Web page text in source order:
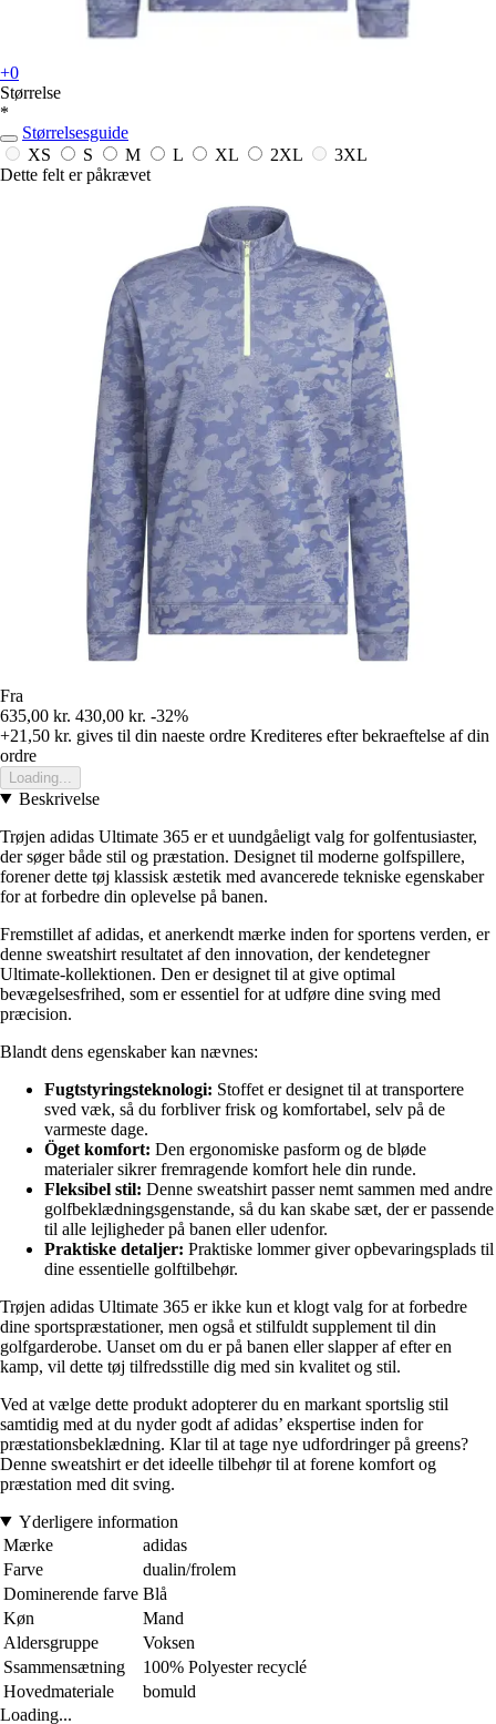
+0
Størrelse
*
Størrelsesguide
XS
S M L XL 2XL
3XL
Dette felt er påkrævet
Fra
635,00 kr. 430,00 kr. -32%
+21,50 kr. gives til din naeste ordre Krediteres efter bekraeftelse af din
ordre
Loading...
Beskrivelse
Trøjen adidas Ultimate 365 er et uundgåeligt valg for golfentusiaster,
der søger både stil og præstation. Designet til moderne golfspillere,
forener dette tøj klassisk æstetik med avancerede tekniske egenskaber
for at forbedre din oplevelse på banen.
Fremstillet af adidas, et anerkendt mærke inden for sportens verden, er
denne sweatshirt resultatet af den innovation, der kendetegner
Ultimate-kollektionen. Den er designet til at give optimal
bevægelsesfrihed, som er essentiel for at udføre dine sving med
præcision.
Blandt dens egenskaber kan nævnes:
Fugtstyringsteknologi: Stoffet er designet til at transportere
sved væk, så du forbliver frisk og komfortabel, selv på de
varmeste dage.
Öget komfort: Den ergonomiske pasform og de bløde
materialer sikrer fremragende komfort hele din runde.
Fleksibel stil: Denne sweatshirt passer nemt sammen med andre
golfbeklædningsgenstande, så du kan skabe sæt, der er passende
til alle lejligheder på banen eller udenfor.
Praktiske detaljer: Praktiske lommer giver opbevaringsplads til
dine essentielle golftilbehør.
Trøjen adidas Ultimate 365 er ikke kun et klogt valg for at forbedre
dine sportspræstationer, men også et stilfuldt supplement til din
golfgarderobe. Uanset om du er på banen eller slapper af efter en
kamp, vil dette tøj tilfredsstille dig med sin kvalitet og stil.
Ved at vælge dette produkt adopterer du en markant sportslig stil
samtidig med at du nyder godt af adidas’ ekspertise inden for
præstationsbeklædning. Klar til at tage nye udfordringer på greens?
Denne sweatshirt er det ideelle tilbehør til at forene komfort og
præstation med dit sving.
Yderligere information
Mærke
adidas
Farve
dualin/frolem
Dominerende farve Blå
Køn
Mand
Aldersgruppe
Voksen
Ssammensætning
100% Polyester recyclé
Hovedmateriale
bomuld
Loading...